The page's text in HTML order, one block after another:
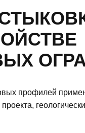
профилей